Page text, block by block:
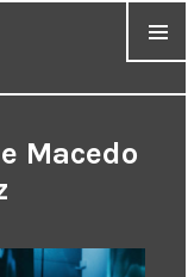
Macedo